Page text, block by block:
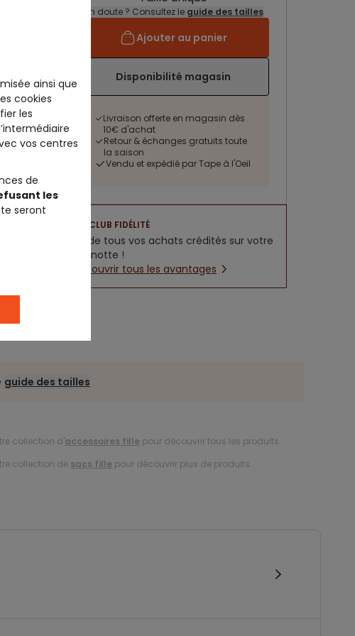
Un doute ? Consultez le guide des tailles
Ajouter au panier
Disponibilité magasin
Livraison offerte en magasin dès
10€ d'achat
Retour & échanges gratuits toute
la saison
Vendu et expédié par Tape à l'Oeil
CLUB FIDÉLITÉ
5% de tous vos achats crédités sur votre
cagnotte !
Découvrir tous les avantages
guide des tailles
collection d'accessoires fille pour découvrir tous les produits.
collection de sacs fille pour découvrir plus de produits.
ainsi que
cookies
les
vos centres
de
les
seront